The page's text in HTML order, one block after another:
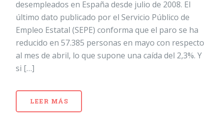
desempleados en España desde julio de 2008. El
último dato publicado por el Servicio Público de
Empleo Estatal (SEPE) conforma que el paro se ha
reducido en 57.385 personas en mayo con respecto
al mes de abril, lo que supone una caída del 2,3%. Y
si […]
LEER MÁS